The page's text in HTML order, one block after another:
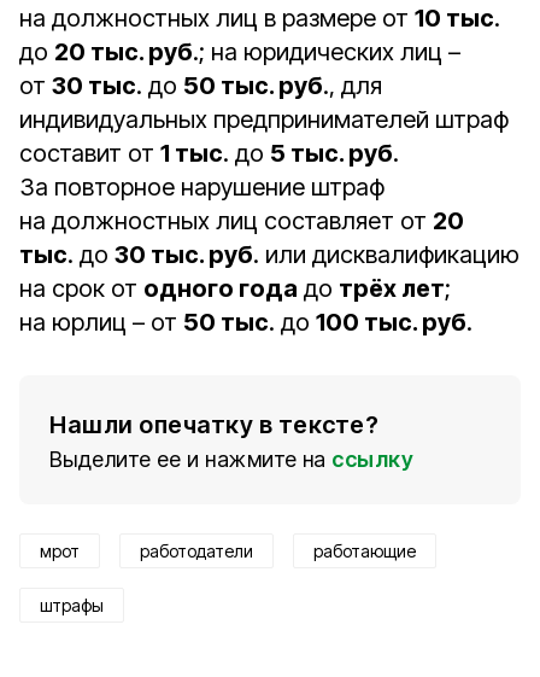
на должностных лиц в размере от 10 тыс.
до 20 тыс. руб.; на юридических лиц –
от 30 тыс. до 50 тыс. руб., для
индивидуальных предпринимателей штраф
составит от 1 тыс. до 5 тыс. руб.
За повторное нарушение штраф
на должностных лиц составляет от 20
тыс. до 30 тыс. руб. или дисквалификацию
на срок от одного года до трёх лет;
на юрлиц – от 50 тыс. до 100 тыс. руб.
Нашли опечатку в тексте?
Выделите ее и нажмите на ссылку
мрот работодатели работающие
штрафы